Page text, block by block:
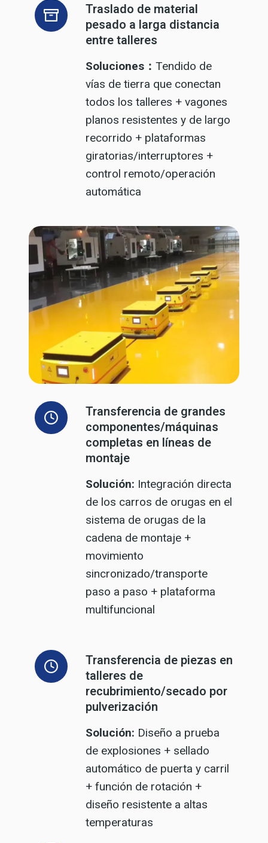
Traslado de material
pesado a larga distancia
entre talleres
Soluciones： Tendido de
vías de tierra que conectan
todos los talleres + vagones
planos resistentes y de largo
recorrido + plataformas
giratorias/interruptores +
control remoto/operación
automática
Transferencia de grandes
componentes/máquinas
completas en líneas de
montaje
Solución: Integración directa
de los carros de orugas en el
sistema de orugas de la
cadena de montaje +
movimiento
sincronizado/transporte
paso a paso + plataforma
multifuncional
Transferencia de piezas en
talleres de
recubrimiento/secado por
pulverización
Solución: Diseño a prueba
de explosiones + sellado
automático de puerta y carril
+ función de rotación +
diseño resistente a altas
temperaturas